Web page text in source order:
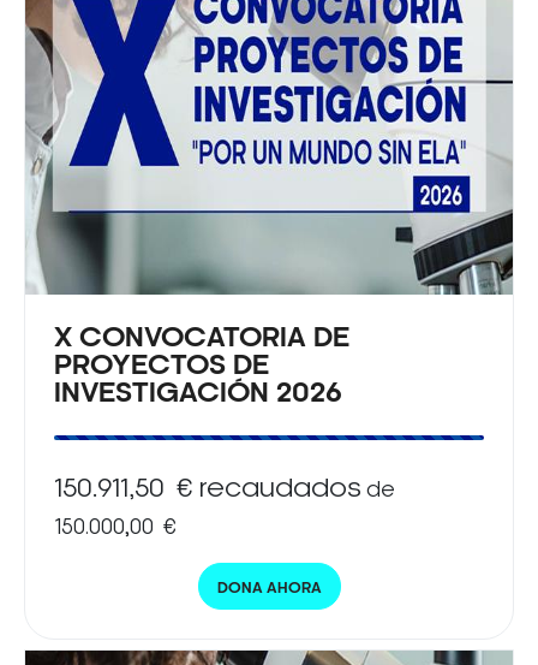
X CONVOCATORIA DE
PROYECTOS DE
INVESTIGACIÓN 2026
150.911,50 € recaudados de
150.000,00 €
DONA AHORA